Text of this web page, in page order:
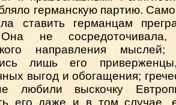
германскую партию.
ставить германцам
не
направления
лишь его
выгод и обогащения;
любили выскочку
его даже и в том случае,